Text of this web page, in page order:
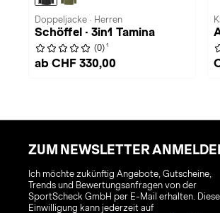
Doppeljacke · Herren
Schöffel · 3in1 Tamina
(0) 1
ab CHF 330,00
ZUM NEWSLETTER
Ich möchte zukünftig Angebote, Gutscheine,
Trends und Bewertungsanfragen von der
SportScheck GmbH per E-Mail erhalten. Diese
Einwilligung kann jederzeit auf